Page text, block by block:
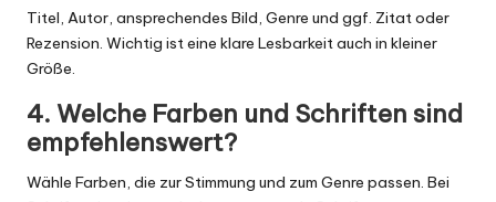
Titel, Autor, ansprechendes Bild, Genre und ggf. Zitat oder
Rezension. Wichtig ist eine klare Lesbarkeit auch in kleiner
Größe.
4. Welche Farben und Schriften sind
empfehlenswert?
Wähle Farben, die zur Stimmung und zum Genre passen. Bei